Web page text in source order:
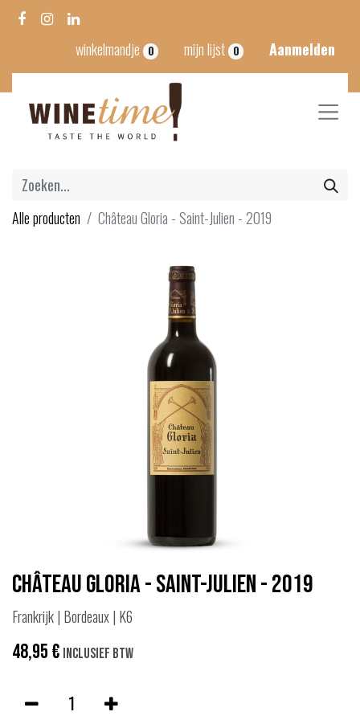
winkelmandje 0 mijn lijst 0 Aanmelden
Alle producten Château Gloria - Saint-Julien - 2019
Château Gloria - Saint-Julien - 2019
Frankrijk | Bordeaux | K6
48,95€ Inclusief btw